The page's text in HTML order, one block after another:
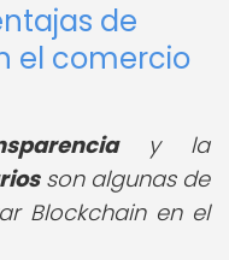
de
el comercio
y la
son algunas de
Blockchain en el